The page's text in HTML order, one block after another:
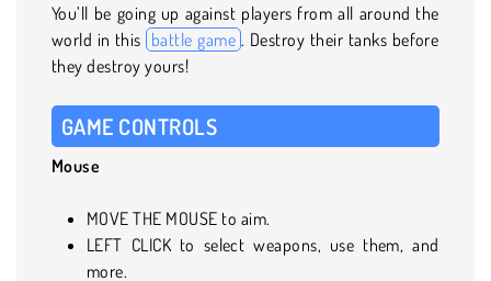
You’ll be going up against players from all around the
world in this battle game . Destroy their tanks before
they destroy yours!
GAME CONTROLS
Mouse
MOVE THE MOUSE to aim.
LEFT CLICK to select weapons, use them, and
more.